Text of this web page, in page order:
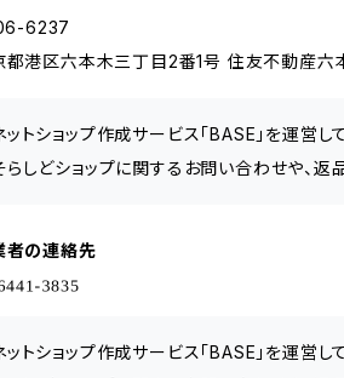
6237
都港区六本木三丁目2番1号 住友不動産六
ットショップ作成サービス「BASE」を運営
らしどショップに関するお問い合わせや、返
者の連絡先
ットショップ作成サービス「BASE」を運営